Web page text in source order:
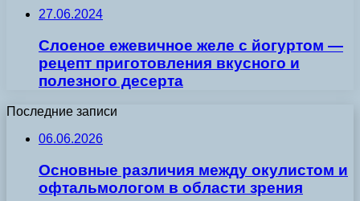
27.06.2024
Слоеное ежевичное желе с йогуртом —
рецепт приготовления вкусного и
полезного десерта
Последние записи
06.06.2026
Основные различия между окулистом и
офтальмологом в области зрения